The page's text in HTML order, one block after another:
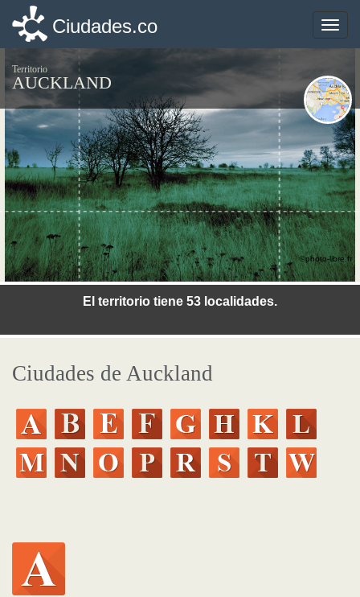
Toggle
Ciudades.co
Territorio
AUCKLAND
El territorio tiene 53 localidades.
©photo-libre.fr
Ciudades de Auckland
Toggle
Ciudades.co